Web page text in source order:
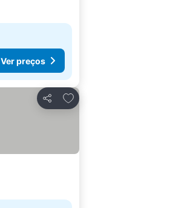
Ver preços
Partilhar
Adicionar aos favoritos